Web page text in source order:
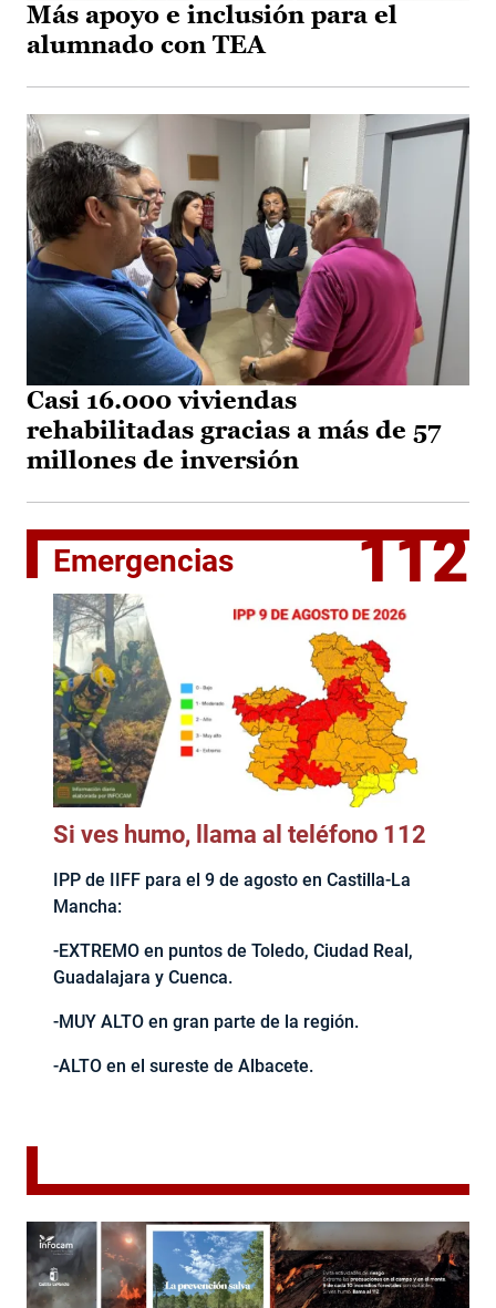
Más apoyo e inclusión para el
alumnado con TEA
Casi 16.000 viviendas
rehabilitadas gracias a más de 57
millones de inversión
Emergencias 112
Si ves humo, llama al teléfono 112
IPP de IIFF para el 9 de agosto en Castilla-La
Mancha:
-EXTREMO en puntos de Toledo, Ciudad Real,
Guadalajara y Cuenca.
-MUY ALTO en gran parte de la región.
-ALTO en el sureste de Albacete.